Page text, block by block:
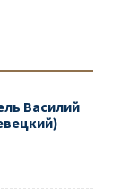
Василий